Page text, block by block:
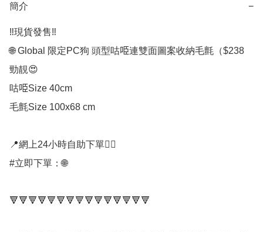
簡介 −
‼️現貨發售‼️
🌐 Global 限定PC狗 頭型咕𠱸連雙面圖案收納毛氈（$238
勁靚😍
咕𠱸Size 40cm
毛氈Size 100x68 cm
📍網上24小時自助下單👍🏻
#立即下單：🌐
🔻🔻🔻🔻🔻🔻🔻🔻🔻🔻🔻🔻🔻🔻🔻